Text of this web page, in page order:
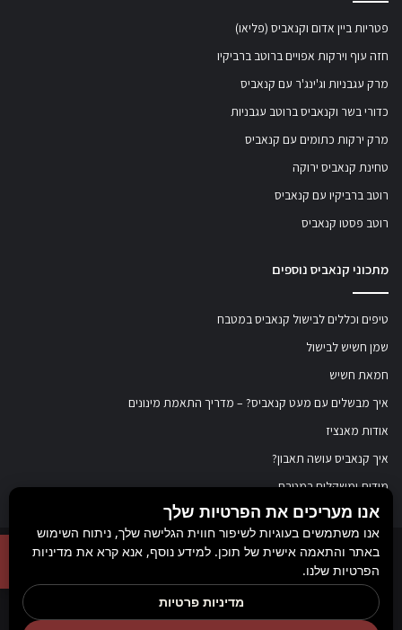
פטריות ביין אדום וקנאביס (פליאו)
חזה עוף וירקות אפויים ברוטב ברביקיו
מרק עגבניות וג'ינג'ר עם קנאביס
כדורי בשר וקנאביס ברוטב עגבניות
מרק ירקות כתומים עם קנאביס
טחינת קנאביס ירוקה
רוטב ברביקיו עם קנאביס
רוטב פסטו קנאביס
מתכוני קנאביס נוספים
טיפים וכללים לבישול קנאביס במטבח
שמן חשיש לבישול
חמאת חשיש
איך מבשלים עם מעט קנאביס? – מדריך התאמת מינונים
אודות מאנציז
איך קנאביס עושה תאבון?
מידות ומשקלים במטבח
© כל הזכויות שמורות למאנציז
, 2017-2026. אין במידע באתר זה תחליף להוועצות עם
רופא או רוקח בטרם רכישת תכשיר והתחלת הטיפול בו. יש לעיין בעלון לצרכן לפני
השימוש בתכשיר. מומלץ להתייעץ עם הרוקח בכל הנוגע למטרות ואופן השימוש,
אנו מעריכים את הפרטיות שלך
אנו משתמשים בעוגיות לשיפור חווית הגלישה שלך, ניתוח השימוש
באתר והתאמה אישית של תוכן. למידע נוסף, אנא קרא את מדיניות
הפרטיות שלנו.
מדיניות פרטיות